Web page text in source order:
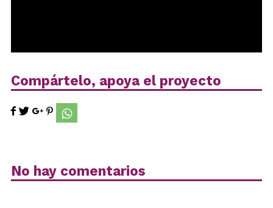
Compártelo, apoya el proyecto
No hay comentarios